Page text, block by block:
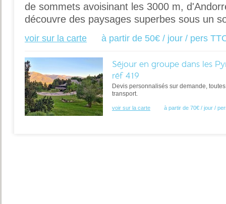
de sommets avoisinant les 3000 m,
découvre des paysages superbes sous un
voir sur la carte à partir de 50€ / jour / pers
Séjour en groupe dans les
réf 419
Devis personnalisés sur demande,
transport.
voir sur la carte à partir de 70€ / jour /